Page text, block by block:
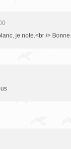
je note.<br />